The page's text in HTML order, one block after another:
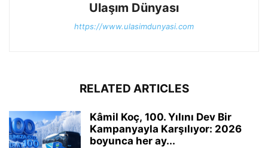
Ulaşım Dünyası
https://www.ulasimdunyasi.com
RELATED ARTICLES
Kâmil Koç, 100. Yılını Dev Bir
Kampanyayla Karşılıyor: 2026
boyunca her ay...